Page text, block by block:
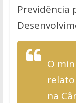
Previdência
O
na